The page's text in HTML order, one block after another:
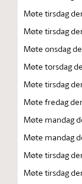
Møte tirsdag
Møte tirsdag
Møte onsdag
Møte torsdag
Møte tirsdag
Møte fredag
Møte mandag
Møte mandag
Møte tirsdag
Møte tirsdag